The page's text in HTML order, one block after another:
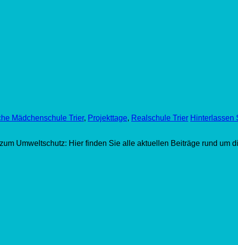
Mädchenschule Trier, Projekttage, Realschule Trier Hinterlassen
Umweltschutz: Hier finden Sie alle aktuellen Beiträge rund um